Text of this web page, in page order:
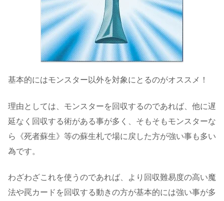
基本的にはモンスター以外を対象にとるのがオススメ！
理由としては、モンスターを回収するのであれば、他に遅
延なく回収する術がある事が多く、そもそもモンスターな
ら《死者蘇生》等の蘇生札で場に戻した方が強い事も多い
為です。
わざわざこれを使うのであれば、より回収難易度の高い魔
法や罠カードを回収する動きの方が基本的には強い事が多